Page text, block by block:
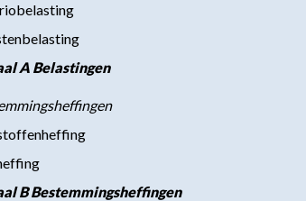
A Belastingen
B Bestemmingsheffingen